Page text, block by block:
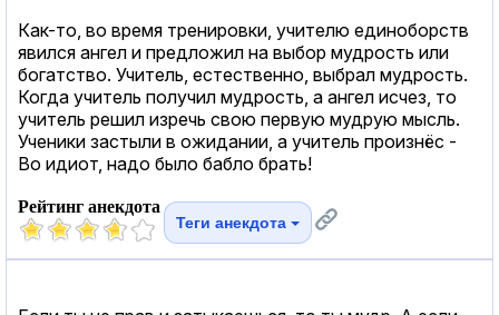
Как-то, во время тренировки, учителю единоборств
явился ангел и предложил на выбор мудрость или
богатство. Учитель, естественно, выбрал мудрость.
Когда учитель получил мудрость, а ангел исчез, то
учитель решил изречь свою первую мудрую мысль.
Ученики застыли в ожидании, а учитель произнёс -
Во идиот, надо было бабло брать!
Рейтинг анекдота
Теги анекдота